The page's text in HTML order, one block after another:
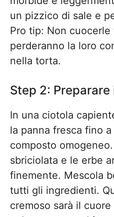
un pizzico di sale e
Pro tip: Non
perderanno la loro
nella torta.
Step 2:
In una ciotola
la panna fresca fino
composto
sbriciolata e le erbe
finemente. Mescola
tutti gli ingredienti.
cremoso sarà il